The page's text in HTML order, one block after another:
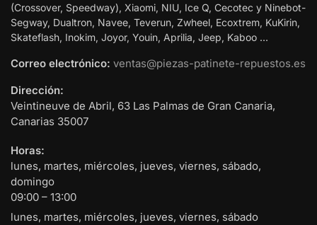
(Crossover, Speedway), Xiaomi, NIU, Ice Q, Cecotec y Ninebot-
Segway, Dualtron, Navee, Teverun, Zwheel, Ecoxtrem, KuKirin,
Skateflash, Inokim, Joyor, Youin, Aprilia, Jeep, Kaboo …
Correo electrónico: ventas@piezas-patinete-repuestos.es
Dirección:
Veintineuve de Abril, 63 Las Palmas de Gran Canaria,
Canarias 35007
Horas:
lunes, martes, miércoles, jueves, viernes, sábado,
domingo
09:00 – 13:00
lunes, martes, miércoles, jueves, viernes, sábado